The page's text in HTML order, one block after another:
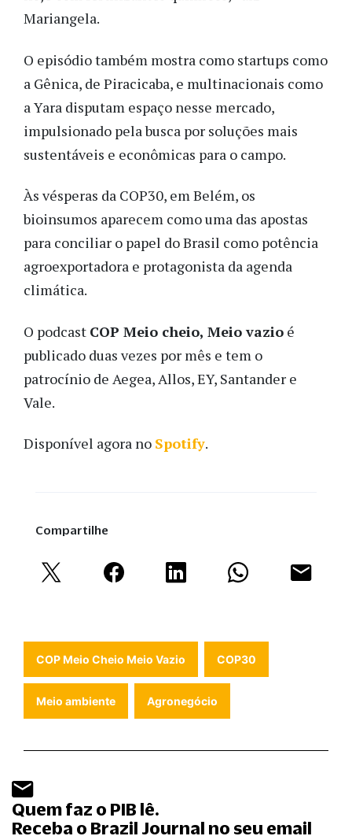
Mariangela.
O episódio também mostra como startups como
a Gênica, de Piracicaba, e multinacionais como
a Yara disputam espaço nesse mercado,
impulsionado pela busca por soluções mais
sustentáveis e econômicas para o campo.
Às vésperas da COP30, em Belém, os
bioinsumos aparecem como uma das apostas
para conciliar o papel do Brasil como potência
agroexportadora e protagonista da agenda
climática.
O podcast COP Meio cheio, Meio vazio é
publicado duas vezes por mês e tem o
patrocínio de Aegea, Allos, EY, Santander e
Vale.
Disponível agora no Spotify.
Compartilhe
COP Meio Cheio Meio Vazio COP30
Meio ambiente Agronegócio
Quem faz o PIB lê.
Receba o Brazil Journal no seu email